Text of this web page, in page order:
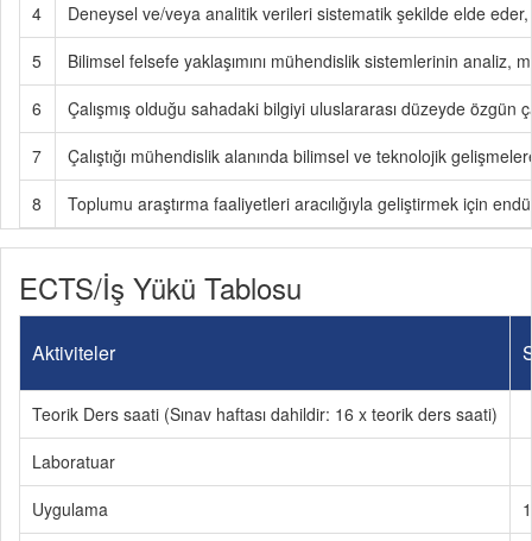
4
Deneysel ve/veya analitik verileri sistematik şekilde elde
5
Bilimsel felsefe yaklaşımını mühendislik sistemlerinin analiz,
6
Çalışmış olduğu sahadaki bilgiyi uluslararası düzeyde
7
Çalıştığı mühendislik alanında bilimsel ve teknolojik
8
Toplumu araştırma faaliyetleri aracılığıyla geliştirmek için
ECTS/İş Yükü Tablosu
Aktiviteler
Teorik Ders saati (Sınav haftası dahildir: 16 x teorik ders saati)
Laboratuar
Uygulama